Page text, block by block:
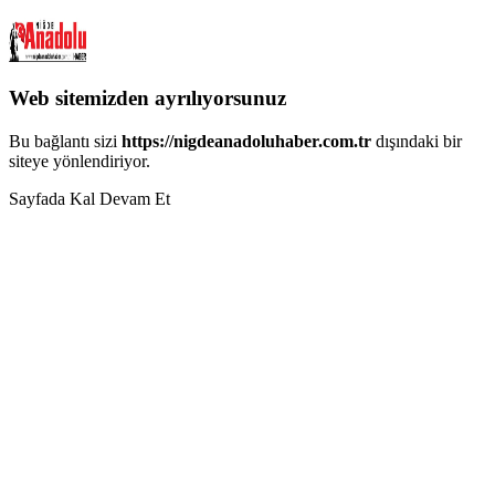
Web sitemizden ayrılıyorsunuz
Bu bağlantı sizi https://nigdeanadoluhaber.com.tr dışındaki bir
siteye yönlendiriyor.
Sayfada Kal Devam Et